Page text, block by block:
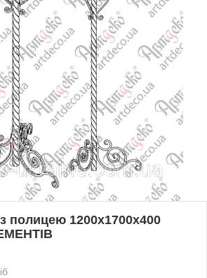
полицею 1200х1700х400